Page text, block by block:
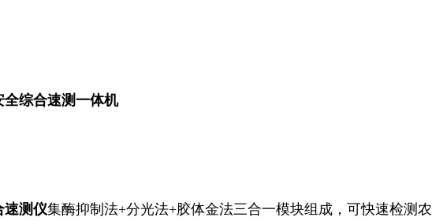
全综合速测一体机
速测仪集酶抑制 法+分光法+胶体金法三合一模块组成，可快速检测农